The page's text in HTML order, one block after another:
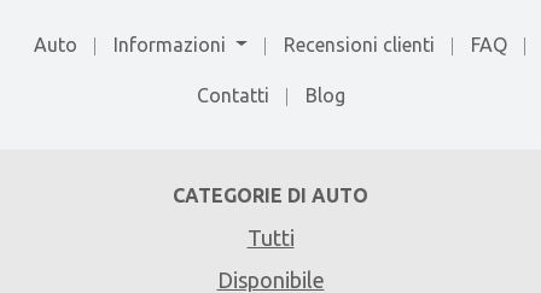
Auto Informazioni Recensioni clienti FAQ
Contatti Blog
CATEGORIE DI AUTO
Tutti
Disponibile